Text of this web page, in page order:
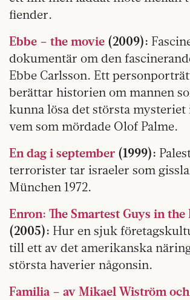
fiender.
Ebbe – the movie (2009):
dokumentär om den
Ebbe Carlsson. Ett
berättar historien om mannen
kunna lösa det största mysteriet
vem som mördade Olof Palme.
En dag i september (1999):
terrorister tar israeler som
München 1972.
Enron: The Smartest Guys in the
(2005): Hur en sjuk
till ett av det amerikanska
största haverier någonsin.
Familia – av Mikael Wiström